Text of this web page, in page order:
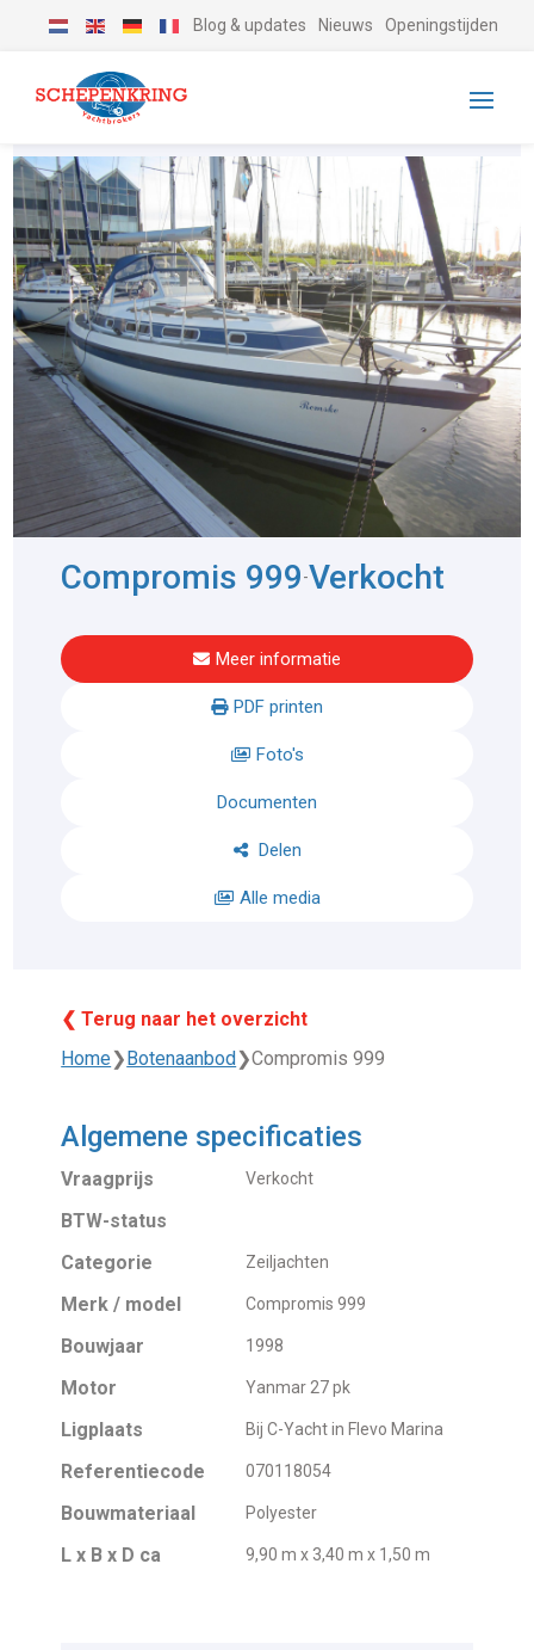
Blog & updates Nieuws Openingstijden
Compromis 999-Verkocht
Meer informatie
PDF printen
Foto's
Documenten
Delen
Alle media
❮ Terug naar het overzicht
Home❯ Botenaanbod ❯Compromis 999
Algemene specificaties
Vraagprijs Verkocht
BTW-status
Categorie
Zeiljachten
Merk / model Compromis 999
Bouwjaar 1998
Motor Yanmar 27 pk
Ligplaats Bij C-Yacht in Flevo Marina
Referentiecode 070118054
Bouwmateriaal Polyester
L x B x D ca 9,90 m x 3,40 m x 1,50 m